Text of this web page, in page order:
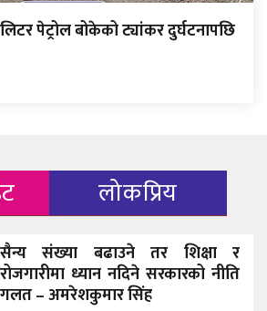
पेट्रोल बोकेको ट्यांकर दुर्घटनापछि
लोकप्रिय
सैन्य संख्या बढाउने तर शिक्षा र
रोजगारीमा ध्यान नदिने सरकारको नीति
गलत – अमरेशकुमार सिंह